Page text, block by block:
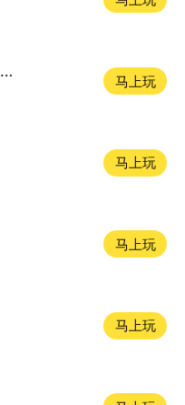
像素空间-生存与创造
马上玩
马上玩
马上玩
马上玩